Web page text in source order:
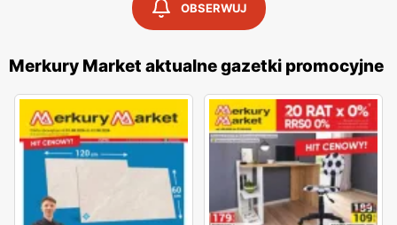
Merkury Market - płytki ceramiczne i panele podłogowe
ceramicznych ściennych i podłogowych. Firma proponuje
produkty lokalnych oraz markowych producentów
zagranicznych, w tym m.in. z Włoch, Niemiec oraz
Hiszpanii. Rozmaitość dizajnów zadowoli gusta nawet
najbardziej wymagających. W sklepie znajdziemy również
panele podłogowe, drzwi, materiały budowlane oraz inne
artykuły do remontu i urządzania domu.
OBSERWUJ
Merkury Market aktualne gazetki promocyjne